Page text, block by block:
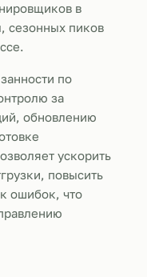
в
сезонных пиков
по
за
обновлению
ускорить
повысить
ошибок, что